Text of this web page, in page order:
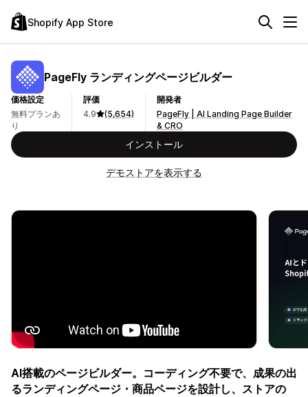
Shopify App Store
PageFly ランディングページビルダー
価格設定
無料プランあ
り
評価
4.9
(5,654)
開発者
PageFly | AI Landing Page Builder
& CRO
インストール
デモストアを表示する
AI搭載のページビルダー。コーディング不要で、成果の出
るランディングページ・商品ページを設計し、ストアの